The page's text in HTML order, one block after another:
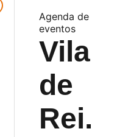
Agenda de
eventos
Vila
de
Rei.